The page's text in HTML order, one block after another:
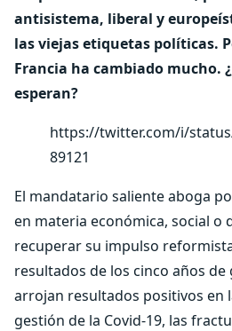
antisistema, liberal y
las viejas etiquetas políticas.
Francia ha cambiado mucho.
esperan?
https://twitter.com/i/
89121
El mandatario saliente aboga
en materia económica, social o
recuperar su impulso
resultados de los cinco años
arrojan resultados positivos en
gestión de la Covid-19, las